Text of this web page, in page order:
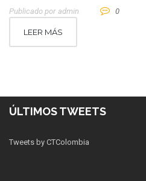
Publicado por Admin 0
LEER MÁS
ÚLTIMOS TWEETS
Tweets by CTColombia